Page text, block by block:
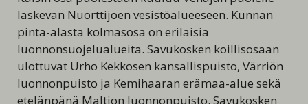
laskevan Nuorttijoen vesistöalueeseen. Kunnan
pinta-alasta kolmasosa on erilaisia
luonnonsuojelualueita. Savukosken koillisosaan
ulottuvat Urho Kekkosen kansallispuisto, Värriön
luonnonpuisto ja Kemihaaran erämaa-alue sekä
etelänpänä Maltion luonnonpuisto. Savukosken